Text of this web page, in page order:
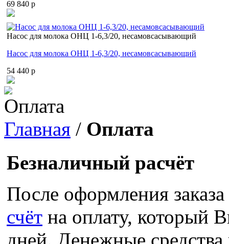
69 840 p
Насос для молока ОНЦ 1-6,3/20, несамовсасывающий
Насос для молока ОНЦ 1-6,3/20, несамовсасывающий
54 440 p
Оплата
Главная / Оплата
Безналичный расчёт
После оформления
счёт на оплату, который
дней. Денежные